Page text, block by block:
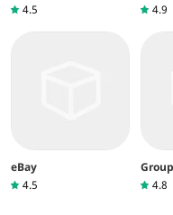
4.5
4.9
eBay
4.5
4.8